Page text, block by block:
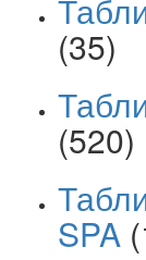
(35)
(520)
SPA